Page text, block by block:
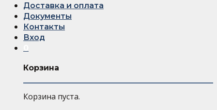
Доставка и оплата
Документы
Контакты
Вход
Корзина
Корзина пуста.